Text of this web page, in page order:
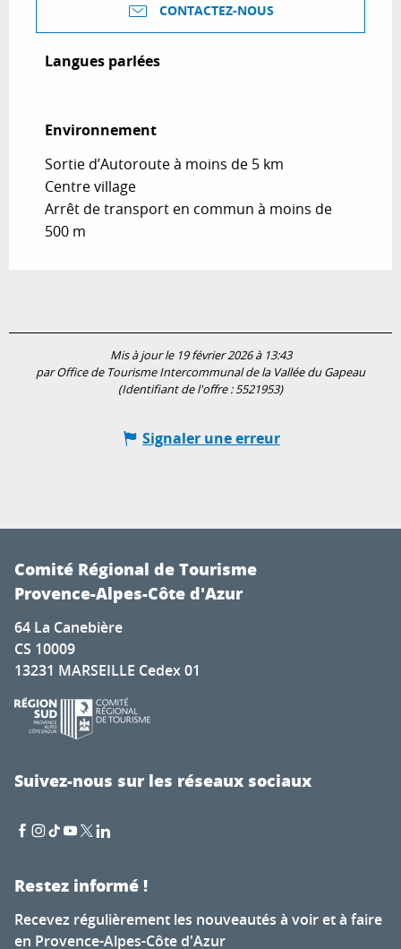
CONTACTEZ-NOUS
Langues parlées
Langues parlées
Environnement
Environnement
Sortie d’Autoroute à moins de 5 km
Centre village
Arrêt de transport en commun à moins de
500 m
Mis à jour le 19 février 2026 à 13:43
par Office de Tourisme Intercommunal de la Vallée du Gapeau
(Identifiant de l'offre :5521953)
Signaler une erreur
Comité Régional de Tourisme
Provence-Alpes-Côte d'Azur
64 La Canebière
CS 10009
13231 MARSEILLE Cedex 01
Suivez-nous sur les réseaux sociaux
Restez informé !
Recevez régulièrement les nouveautés à voir et à faire
en Provence-Alpes-Côte d'Azur